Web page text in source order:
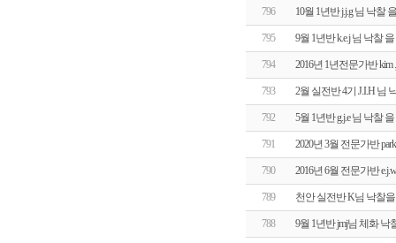
796 10월 1년반 j.j.g 님 낙찰
795 9월 1년반 k.e.j 님 낙찰
794 2016년 1년전문가반
793 2월 실전반 4기 J.I.H 님
792 5월 1년반 g.j.e 님 낙찰
791 2020년 3월 전문가반
790 2016년 6월 전문가반
789 천안 실전반 K님 낙찰
788 9월 1년반 jmj님 체화